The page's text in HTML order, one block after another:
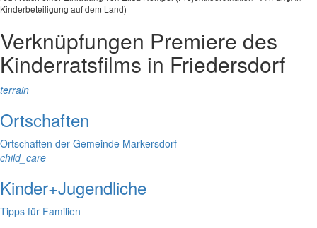
Kinderbeteiligung auf dem Land)
Verknüpfungen Premiere des
Kinderratsfilms in Friedersdorf
terrain
Ortschaften
Ortschaften der Gemeinde Markersdorf
child_care
Kinder+Jugendliche
Tipps für Familien